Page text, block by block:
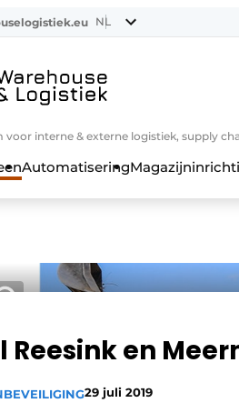
NL
voor interne & externe logistiek, supply
Automatisering
Reesink en
BEVEILIGING29 juli 2019